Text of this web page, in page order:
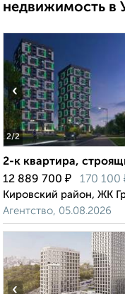
недвижимость в
2/2
‹
2-к квартира,
12 889 700 ₽ 170 100
Кировский район, ЖК
Агентство, 05.08.2026
‹